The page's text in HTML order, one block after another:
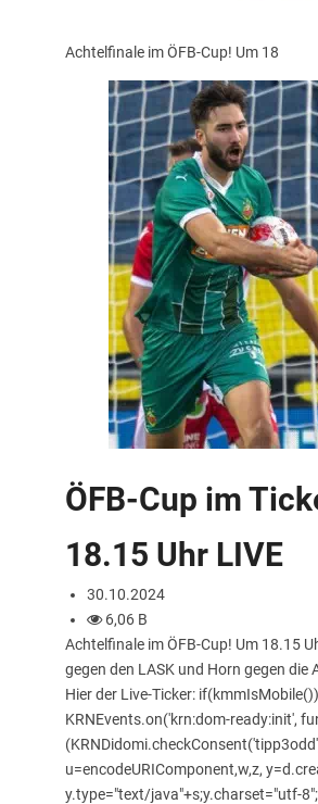
Achtelfinale im ÖFB-Cup! Um 18
ÖFB-Cup im
18.15 Uhr LIVE
30.10.2024
6,06 B
Achtelfinale im ÖFB-Cup! Um 18.15
gegen den LASK und Horn gegen
Hier der Live-Ticker:
KRNEvents.on('krn:dom-ready:init',
u=encodeURIComponent,w,z,
y.type="text/java"+s;y.charset="utf-